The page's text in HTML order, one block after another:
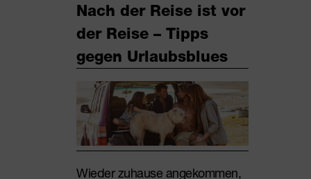
Nach der Reise ist vor
der Reise – Tipps
gegen Urlaubsblues
Wieder zuhause angekommen,